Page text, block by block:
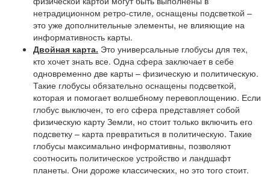
нетрадиционном ретро-стиле, оснащены подсветкой –
это уже дополнительные элементы, не влияющие на
информативность карты.
Двойная карта. Это универсальные глобусы для тех,
кто хочет знать все. Одна сфера заключает в себе
одновременно две карты – физическую и политическую.
Такие глобусы обязательно оснащены подсветкой,
которая и помогает волшебному перевоплощению. Если
глобус выключен, то его сфера представляет собой
физическую карту Земли, но стоит только включить его
подсветку – карта превратиться в политическую. Такие
глобусы максимально информативны, позволяют
соотносить политическое устройство и ландшафт
планеты. Они дороже классических, но это того стоит.